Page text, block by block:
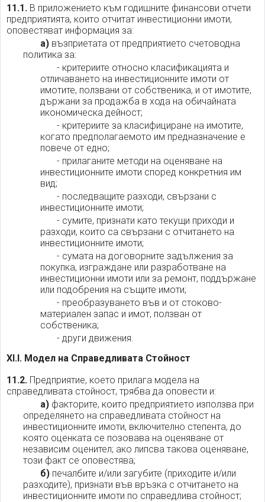
11.1. В приложението към годишните финансови отчети
предприятията, които отчитат инвестиционни имоти,
оповестяват информация за:
а)възприетата от предприятието счетоводна
политика за:
- критериите относно класификацията и
отличаването на инвестиционните имоти от
имотите, ползвани от собственика, и от имотите,
държани за продажба в хода на обичайната
икономическа дейност;
- критериите за класифициране на имотите,
когато предполагаемото им предназначение е
повече от едно;
- прилаганите методи на оценяване на
инвестиционните имоти според конкретния им
вид;
- последващите разходи, свързани с
инвестиционните имоти;
- сумите, признати като текущи приходи и
разходи, които са свързани с отчитането на
инвестиционните имоти;
- сумата на договорните задължения за
покупка, изграждане или разработване на
инвестиционни имоти или за ремонт, поддържане
или подобрения на същите имоти;
- преобразуването във и от стоково-
материален запас и имот, ползван от
собственика;
- други движения.
XI.I. Модел на Справедливата Стойност
11.2. Предприятие, което прилага модела на
справедливата стойност, трябва да оповести и:
а)факторите, които предприятието използва при
определянето на справедливата стойност на
инвестиционните имоти, включително степента, до
която оценката се позовава на оценяване от
независим оценител; ако липсва такова оценяване,
този факт се оповестява;
б)печалбите и/или загубите (приходите и/или
разходите), признати във връзка с отчитането на
инвестиционните имоти по справедлива стойност;